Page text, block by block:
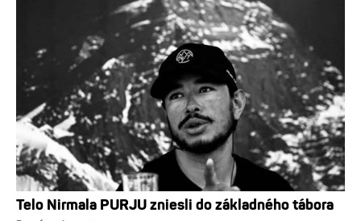
Telo Nirmala PURJU zniesli do základného tábora